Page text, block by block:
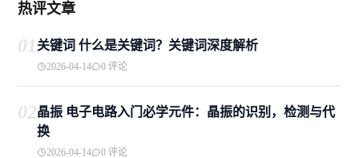
热评文章
01关键词 什么是关键词？关键词深度解析
2026-04-14 0 评论
02晶振 电子电路入门必学元件：晶振的识别，检测与代
换
2026-04-14 0 评论